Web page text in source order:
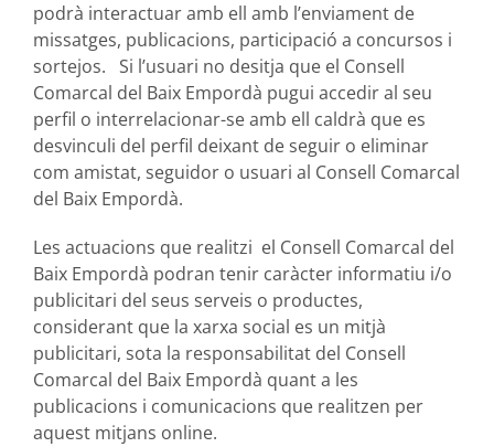
podrà interactuar amb ell amb l’enviament de
missatges, publicacions, participació a concursos i
sortejos. Si l’usuari no desitja que el Consell
Comarcal del Baix Empordà pugui accedir al seu
perfil o interrelacionar-se amb ell caldrà que es
desvinculi del perfil deixant de seguir o eliminar
com amistat, seguidor o usuari al Consell Comarcal
del Baix Empordà.
Les actuacions que realitzi el Consell Comarcal del
Baix Empordà podran tenir caràcter informatiu i/o
publicitari del seus serveis o productes,
considerant que la xarxa social es un mitjà
publicitari, sota la responsabilitat del Consell
Comarcal del Baix Empordà quant a les
publicacions i comunicacions que realitzen per
aquest mitjans online.